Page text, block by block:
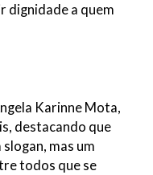
dignidade a quem
Karinne Mota,
destacando que
mas um
todos que se